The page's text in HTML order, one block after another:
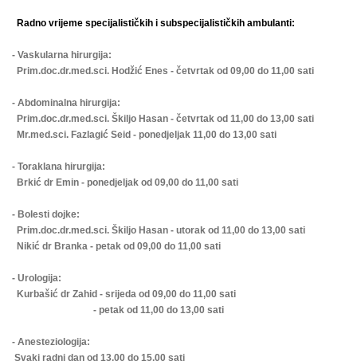
Radno vrijeme specijalističkih i subspecijalističkih ambulanti:
- Vaskularna hirurgija:
Prim.doc.dr.med.sci. Hodžić Enes - četvrtak od 09,00 do 11,00 sati
- Abdominalna hirurgija:
Prim.doc.dr.med.sci. Škiljo Hasan - četvrtak od 11,00 do 13,00 sati
Mr.med.sci. Fazlagić Seid - ponedjeljak 11,00 do 13,00 sati
- Toraklana hirurgija:
Brkić dr Emin - ponedjeljak od 09,00 do 11,00 sati
- Bolesti dojke:
Prim.doc.dr.med.sci. Škiljo Hasan - utorak od 11,00 do 13,00 sati
Nikić dr Branka - petak od 09,00 do 11,00 sati
- Urologija:
Kurbašić dr Zahid - srijeda od 09,00 do 11,00 sati
- petak od 11,00 do 13,00 sati
- Anesteziologija:
Svaki radni dan od 13,00 do 15,00 sati